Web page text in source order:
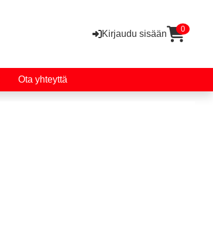
Kirjaudu sisään 0
Ota yhteyttä